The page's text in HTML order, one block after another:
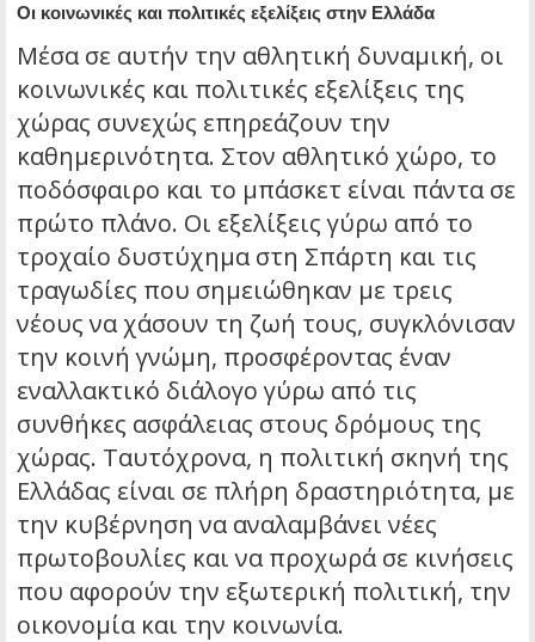
Οι κοινωνικές και πολιτικές εξελίξεις στην Ελλάδα
Μέσα σε αυτήν την αθλητική δυναμική, οι
κοινωνικές και πολιτικές εξελίξεις της
χώρας συνεχώς επηρεάζουν την
καθημερινότητα. Στον αθλητικό χώρο, το
ποδόσφαιρο και το μπάσκετ είναι πάντα σε
πρώτο πλάνο. Οι εξελίξεις γύρω από το
τροχαίο δυστύχημα στη Σπάρτη και τις
τραγωδίες που σημειώθηκαν με τρεις
νέους να χάσουν τη ζωή τους, συγκλόνισαν
την κοινή γνώμη, προσφέροντας έναν
εναλλακτικό διάλογο γύρω από τις
συνθήκες ασφάλειας στους δρόμους της
χώρας. Ταυτόχρονα, η πολιτική σκηνή της
Ελλάδας είναι σε πλήρη δραστηριότητα, με
την κυβέρνηση να αναλαμβάνει νέες
πρωτοβουλίες και να προχωρά σε κινήσεις
που αφορούν την εξωτερική πολιτική, την
οικονομία και την κοινωνία.